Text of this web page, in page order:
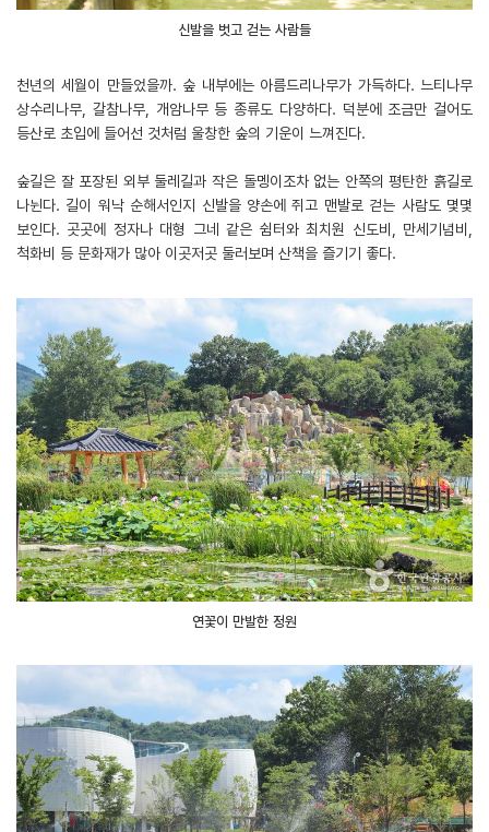
신발을 벗고 걷는 사람들
천년의 세월이 만들었을까. 숲 내부에는 아름드리나무가 가득하다. 느티나무
상수리나무, 갈참나무, 개암나무 등 종류도 다양하다. 덕분에 조금만 걸어도
등산로 초입에 들어선 것처럼 울창한 숲의 기운이 느껴진다.
숲길은 잘 포장된 외부 둘레길과 작은 돌멩이조차 없는 안쪽의 평탄한 흙길로
나뉜다. 길이 워낙 순해서인지 신발을 양손에 쥐고 맨발로 걷는 사람도 몇몇
보인다. 곳곳에 정자나 대형 그네 같은 쉼터와 최치원 신도비, 만세기념비,
척화비 등 문화재가 많아 이곳저곳 둘러보며 산책을 즐기기 좋다.
연꽃이 만발한 정원